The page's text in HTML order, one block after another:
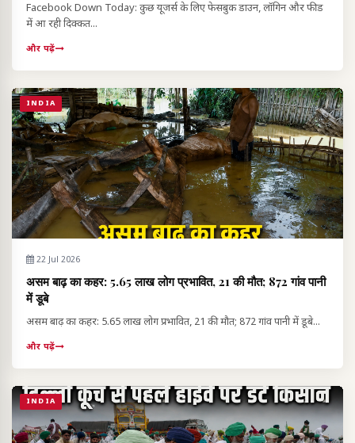
Facebook Down Today: कुछ यूजर्स के लिए फेसबुक डाउन, लॉगिन और फीड
में आ रही दिक्कत...
और पढ़ें
INDIA
22 Jul 2026
असम बाढ़ का कहर: 5.65 लाख लोग प्रभावित, 21 की मौत; 872 गांव पानी
में डूबे
असम बाढ़ का कहर: 5.65 लाख लोग प्रभावित, 21 की मौत; 872 गांव पानी में डूबे...
और पढ़ें
INDIA